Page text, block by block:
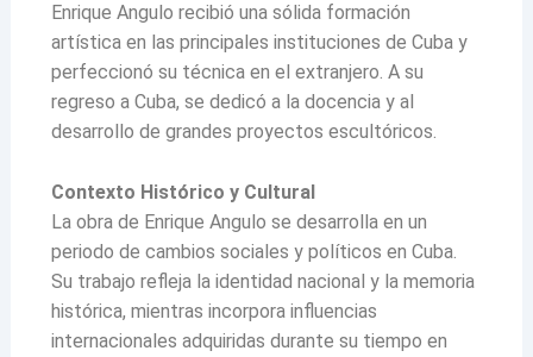
Enrique Angulo recibió una sólida formación
artística en las principales instituciones de Cuba y
perfeccionó su técnica en el extranjero. A su
regreso a Cuba, se dedicó a la docencia y al
desarrollo de grandes proyectos escultóricos.
Contexto Histórico y Cultural
La obra de Enrique Angulo se desarrolla en un
periodo de cambios sociales y políticos en Cuba.
Su trabajo refleja la identidad nacional y la memoria
histórica, mientras incorpora influencias
internacionales adquiridas durante su tiempo en